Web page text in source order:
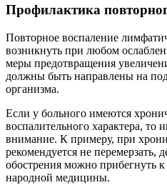
Профилактика
Повторное воспаление
возникнуть при любом
меры предотвращения
должны быть направлены на
организма.
Если у больного имеются
воспалительного характера, то
внимание. К примеру, при
рекомендуется не перемерзать,
обострения можно прибегнуть
народной медицины.